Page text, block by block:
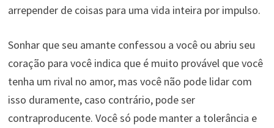
arrepender de coisas para uma vida inteira por impulso.
Sonhar que seu amante confessou a você ou abriu seu
coração para você indica que é muito provável que você
tenha um rival no amor, mas você não pode lidar com
isso duramente, caso contrário, pode ser
contraproducente. Você só pode manter a tolerância e